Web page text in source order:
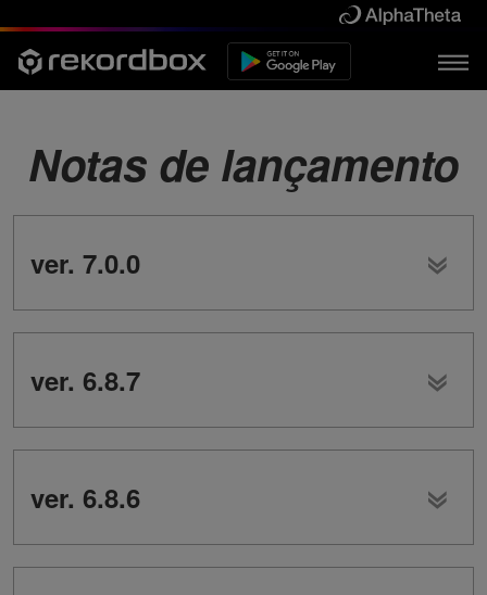
Notas de lançamento
ver. 7.0.0
ver. 6.8.7
ver. 6.8.6